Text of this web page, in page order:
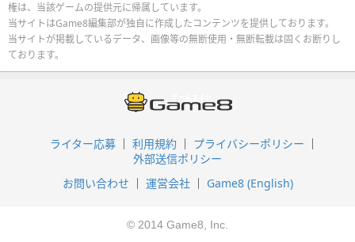
権は、当該ゲームの提供元に帰属しています。
当サイトはGame8編集部が独自に作成したコンテンツを提供しております。
当サイトが掲載しているデータ、画像等の無断使用・無断転載は固くお断りし
ております。
ライター応募 利用規約
プライバシーポリシー
外部送信ポリシー
お問い合わせ
運営会社 Game8 (English)
© 2014 Game8, Inc.